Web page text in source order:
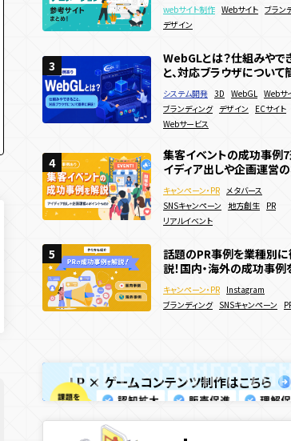
webサイト制作 Webサイト ブラン
デザイン
3
WebGLとは？仕組みやで
と、対応ブラウザについて
解説！
システム開発 3D WebGL Webサ
ブランディング デザイン
ECサイト
Webサービス
4
集客イベントの成功事例
イディア出しや企画運営
トも解説
キャンペーン・PR メタバース
SNSキャンペーン 地方創生 PR
リアルイベント
5
話題のPR事例を業種別
説！国内・海外の成功事例
キャンペーン・PR Instagram
ブランディング SNSキャンペーン
システム開発 3D WebGL Webサ
ブランディング
3
Webアニメーションの参考
webサイト制作 Webサイト
ブラン
デザイン
4
Webサイトに3Dアニメー
を導入したい！作り方やメ
徹底解説
webサイト制作 3D WebGL
アニメーション サービス・ブランドサイ
メーカー
5
集客イベントの成功事例
イディア出しや企画運営の
キャンペーン・PR メタバース
SNSキャンペーン 地方創生 PR
webサイト制作 Webサイト ブラン
販売促進
3
Webサイトに3Dアニメー
を導入したい！作り方やメ
徹底解説
webサイト制作 3D WebGL Web
アニメーション サービス・ブランドサイ
メーカー
4
ECサイトで効果的な販促
ペーン施策15選！効果的
方法などを解説
キャンペーン・PR Webキャンペーン
ECサイト 決済機能
5
メリットや制作方法も解説
キャンペーン・PR Webキャンペーン
SNSキャンペーン
デジタルスタンプラ
認知拡大 販売促進 夏キャンペーン
LP × ゲームコンテンツ制作はこちら